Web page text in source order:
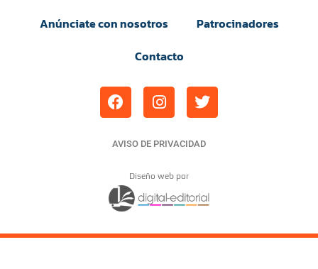
Anúnciate con nosotros
Patrocinadores
Contacto
AVISO DE PRIVACIDAD
Diseño web por